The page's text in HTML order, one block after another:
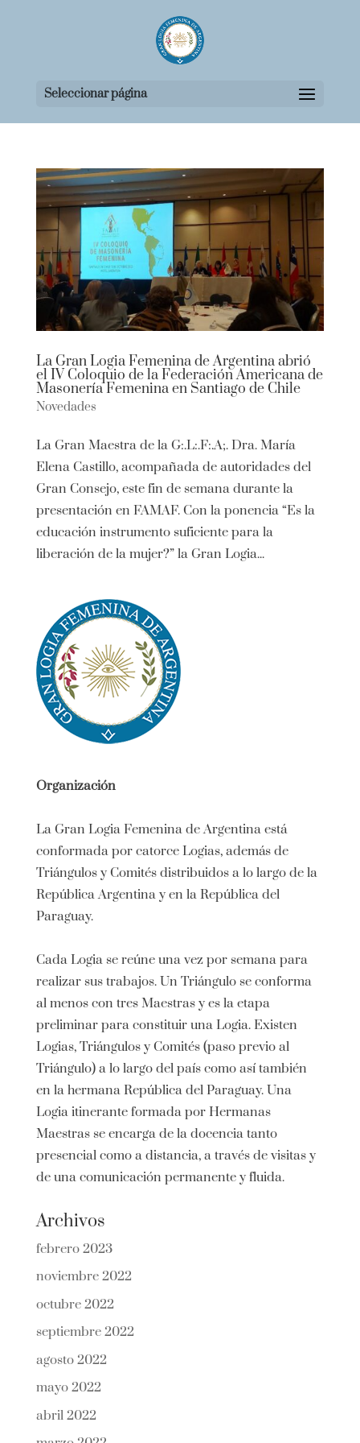
Seleccionar página
La Gran Logia Femenina de Argentina abrió
el IV Coloquio de la Federación Americana de
Masonería Femenina en Santiago de Chile
Novedades
La Gran Maestra de la G:.L:.F:.A;. Dra. María
Elena Castillo, acompañada de autoridades del
Gran Consejo, este fin de semana durante la
presentación en FAMAF. Con la ponencia “Es la
educación instrumento suficiente para la
liberación de la mujer?” la Gran Logia...
Organización
La Gran Logia Femenina de Argentina está
conformada por catorce Logias, además de
Triángulos y Comités distribuidos a lo largo de la
República Argentina y en la República del
Paraguay.
Cada Logia se reúne una vez por semana para
realizar sus trabajos. Un Triángulo se conforma
al menos con tres Maestras y es la etapa
preliminar para constituir una Logia. Existen
Logias, Triángulos y Comités (paso previo al
Triángulo) a lo largo del país como así también
en la hermana República del Paraguay. Una
Logia itinerante formada por Hermanas
Maestras se encarga de la docencia tanto
presencial como a distancia, a través de visitas y
de una comunicación permanente y fluida.
Archivos
febrero 2023
noviembre 2022
octubre 2022
septiembre 2022
agosto 2022
mayo 2022
abril 2022